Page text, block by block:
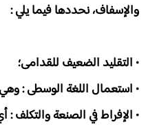
والإسفاف، نحددها فيما يلي :
• التقليد الضعيف للقدامى؛
• استعمال اللغة الوسطى :
• الإفراط في الصنعة والتكلف